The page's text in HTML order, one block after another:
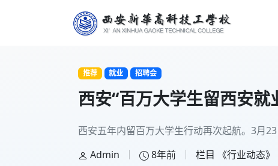
推荐 就业 招聘会
西安“百万大学生留西安
西安五年内留百万大学生行动再次起航。3月
Admin
8年前 栏目 《行业动态》